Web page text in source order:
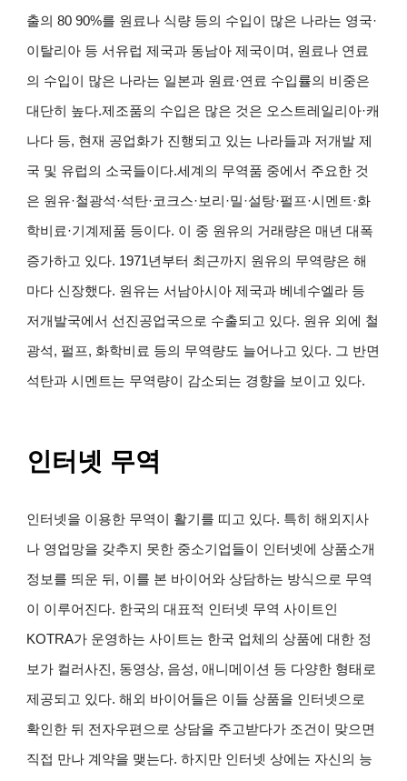
출의 80 90%를 원료나 식량 등의 수입이 많은 나라는 영국·
이탈리아 등 서유럽 제국과 동남아 제국이며, 원료나 연료
의 수입이 많은 나라는 일본과 원료·연료 수입률의 비중은
대단히 높다.제조품의 수입은 많은 것은 오스트레일리아·캐
나다 등, 현재 공업화가 진행되고 있는 나라들과 저개발 제
국 및 유럽의 소국들이다.세계의 무역품 중에서 주요한 것
은 원유·철광석·석탄·코크스·보리·밀·설탕·펄프·시멘트·화
학비료·기계제품 등이다. 이 중 원유의 거래량은 매년 대폭
증가하고 있다. 1971년부터 최근까지 원유의 무역량은 해
마다 신장했다. 원유는 서남아시아 제국과 베네수엘라 등
저개발국에서 선진공업국으로 수출되고 있다. 원유 외에 철
광석, 펄프, 화학비료 등의 무역량도 늘어나고 있다. 그 반면
석탄과 시멘트는 무역량이 감소되는 경향을 보이고 있다.
인터넷 무역
인터넷을 이용한 무역이 활기를 띠고 있다. 특히 해외지사
나 영업망을 갖추지 못한 중소기업들이 인터넷에 상품소개
정보를 띄운 뒤, 이를 본 바이어와 상담하는 방식으로 무역
이 이루어진다. 한국의 대표적 인터넷 무역 사이트인
KOTRA가 운영하는 사이트는 한국 업체의 상품에 대한 정
보가 컬러사진, 동영상, 음성, 애니메이션 등 다양한 형태로
제공되고 있다. 해외 바이어들은 이들 상품을 인터넷으로
확인한 뒤 전자우편으로 상담을 주고받다가 조건이 맞으면
직접 만나 계약을 맺는다. 하지만 인터넷 상에는 자신의 능